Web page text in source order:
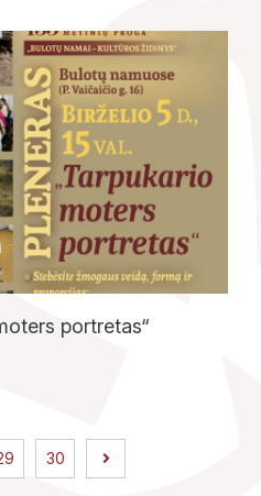
portretas“
30